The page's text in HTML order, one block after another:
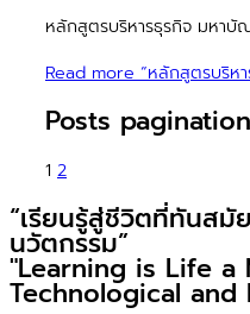
หลักสูตรบริหารธุรกิจ มหา
Read more “หลักสูตรบริห
Posts pagination
1 2
“เรียนรู้สู่ชีวิตที่ทันสมั
นวัตกรรม”
"Learning is Life a
Technological and